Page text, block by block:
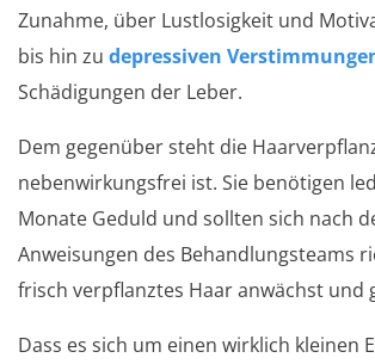
Zunahme, über Lustlosigkeit und
bis hin zu depressiven
Schädigungen der Leber.
Dem gegenüber steht die
nebenwirkungsfrei ist. Sie benötigen
Monate Geduld und sollten sich nach
Anweisungen des Behandlungsteams
frisch verpflanztes Haar anwächst und
Dass es sich um einen wirklich kleinen